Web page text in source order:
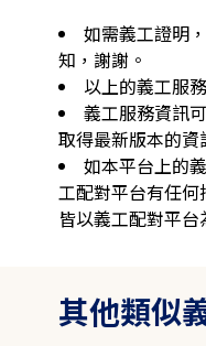
如需義工證明
知，謝謝。
以上的義工服
義工服務資訊
取得最新版本的資
如本平台上的
工配對平台有任
皆以義工配對平台
其他類似